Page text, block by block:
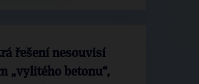
řešení nesouvisí
„vylitého betonu“,